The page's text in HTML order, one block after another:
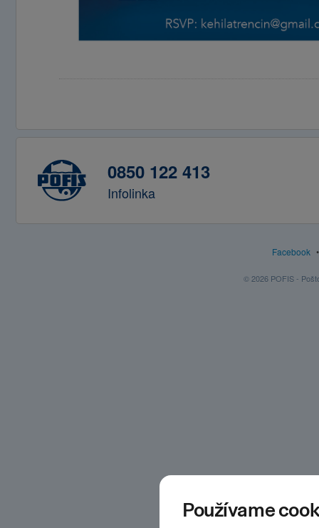
0850 122 413
Infolinka
Facebook
© 2026 POFIS -